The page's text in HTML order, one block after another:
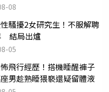
08
騷擾2女研究生！不服解聘
結局出爐
05
飛行經歷！搭機睡醒褲子
男趁熟睡猥褻還疑留體液